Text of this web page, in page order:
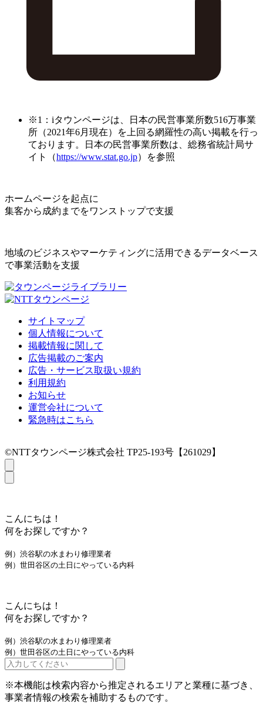
※1：iタウンページは、日本の民営事業所数516万事業
所（2021年6月現在）を上回る網羅性の高い掲載を行っ
ております。日本の民営事業所数は、総務省統計局サ
イト（https://www.stat.go.jp）を参照
ホームページを起点に
集客から成約までをワンストップで支援
地域のビジネスやマーケティングに活用できるデータベース
で事業活動を支援
サイトマップ
個人情報について
掲載情報に関して
広告掲載のご案内
広告・サービス取扱い規約
利用規約
お知らせ
運営会社について
緊急時はこちら
©NTTタウンページ株式会社 TP25-193号【261029】
こんにちは！
何をお探しですか？
例）渋谷駅の水まわり修理業者
例）世田谷区の土日にやっている内科
こんにちは！
何をお探しですか？
例）渋谷駅の水まわり修理業者
例）世田谷区の土日にやっている内科
※本機能は検索内容から推定されるエリアと業種に基づき、
事業者情報の検索を補助するものです。